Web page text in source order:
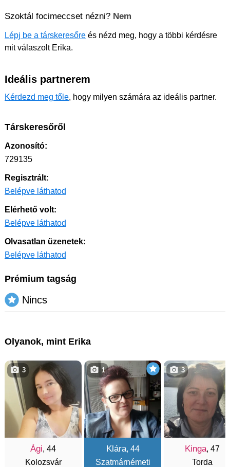
Szoktál focimeccset nézni? Nem
Lépj be a társkeresőre és nézd meg, hogy a többi kérdésre
mit válaszolt Erika.
Ideális partnerem
Kérdezd meg tőle, hogy milyen számára az ideális partner.
Társkeresőről
Azonosító:
729135
Regisztrált:
Belépve láthatod
Elérhető volt:
Belépve láthatod
Olvasatlan üzenetek:
Belépve láthatod
Prémium tagság
Nincs
Olyanok, mint Erika
Ági, 44
Kolozsvár
3
Klára, 44
Szatmárnémeti
1
Kinga, 47
Torda
3